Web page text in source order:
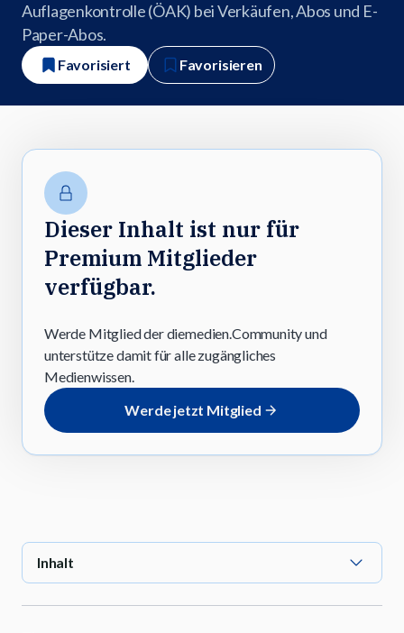
Auflagenkontrolle (ÖAK) bei Verkäufen, Abos und E-
Paper-Abos.
Favorisiert Favorisieren
Dieser Inhalt ist nur für
Premium Mitglieder
verfügbar.
Werde Mitglied der diemedien.Community und
unterstütze damit für alle zugängliches
Medienwissen.
Werde jetzt Mitglied
Inhalt